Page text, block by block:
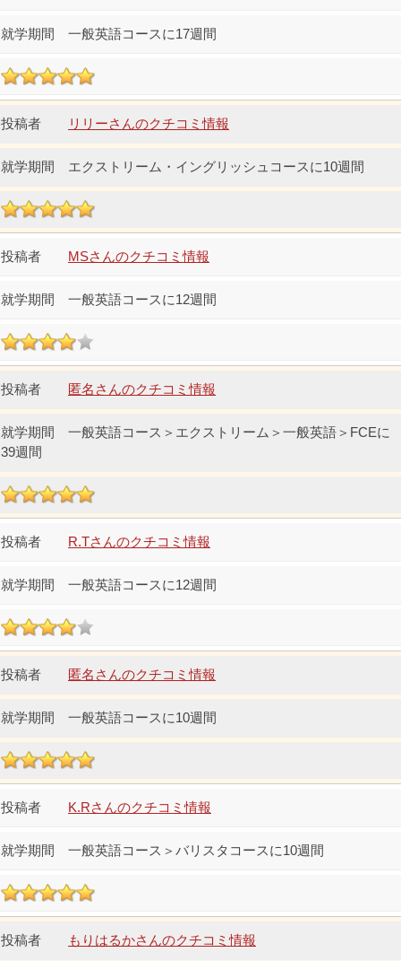
一般英語コースに17週間
リリーさんのクチコミ情報
エクストリーム・イングリッシュコースに10週間
MSさんのクチコミ情報
一般英語コースに12週間
匿名さんのクチコミ情報
一般英語コース＞エクストリーム＞一般英語＞FCEに
39週間
R.Tさんのクチコミ情報
一般英語コースに12週間
匿名さんのクチコミ情報
一般英語コースに10週間
K.Rさんのクチコミ情報
一般英語コース＞バリスタコースに10週間
もりはるかさんのクチコミ情報